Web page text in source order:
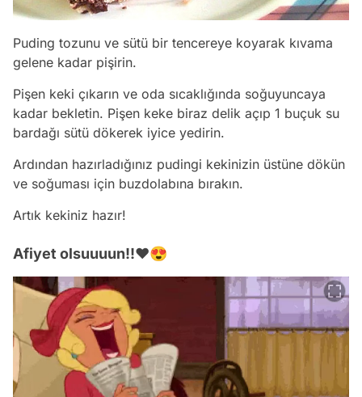
Puding tozunu ve sütü bir tencereye koyarak kıvama
gelene kadar pişirin.
Pişen keki çıkarın ve oda sıcaklığında soğuyuncaya
kadar bekletin. Pişen keke biraz delik açıp 1 buçuk su
bardağı sütü dökerek iyice yedirin.
Ardından hazırladığınız pudingi kekinizin üstüne dökün
ve soğuması için buzdolabına bırakın.
Artık kekiniz hazır!
Afiyet olsuuuun!!❤😍